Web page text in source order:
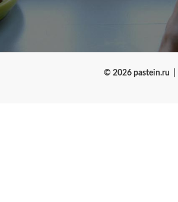
© 2026 pastein.ru |